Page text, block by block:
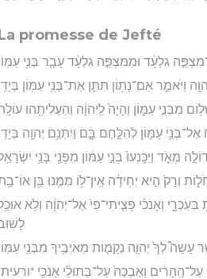
promesse de Jefté
גִלְעָ֔ד וּמִמִּצְפֵּ֣ה גִלְעָ֔ד עָבַ֖ר בְּנֵ֥י
וַיֹּאמַ֑ר אִם־נָת֥וֹן תִּתֵּ֛ן אֶת־בְּנֵ֥י עַמּ֖וֹן
מִבְּנֵ֣י עַמּ֑וֹן וְהָיָה֙ לַֽיהוָ֔ה וְהַעֲלִיתִ֖הוּ
אֶל־בְּנֵ֥י עַמּ֖וֹן לְהִלָּ֣חֶם בָּ֑ם וַיִתְּנֵ֥ם יְהוָ֖ה
מְאֹ֑ד וַיִּכָּֽנְעוּ֙ בְּנֵ֣י עַמּ֔וֹן מִפְּנֵ֖י בְּנֵ֥י
וְרַק֙ הִ֣יא יְחִידָ֔ה אֵֽין־ל֥וֹ מִמֶּ֛נּוּ בֵּ֖ן
וְאָנֹכִ֗י פָּצִ֤יתִי־פִי֙ אֶל־יְהוָ֔ה וְלֹ֥א
לְךָ֙ יְהוָ֧ה נְקָמ֛וֹת מֵאֹיְבֶ֖יךָ מִבְּנֵ֥י
וְאֶבְכֶּה֙ עַל־בְּתוּלַ֔י אָנֹכִ֖י